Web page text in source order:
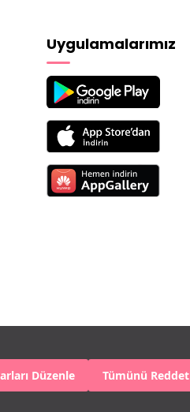
Düzenle Tümünü Reddet
Uygulamalarımız